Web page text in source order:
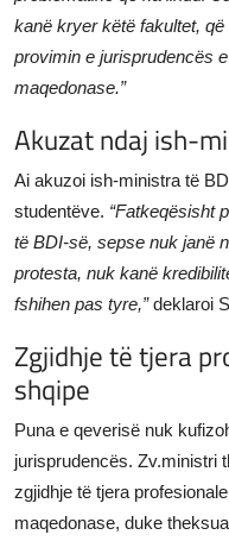
kanë kryer këtë fakultet,
provimin e jurisprudencës
maqedonase.”
Akuzat ndaj ish-
Ai akuzoi ish-ministra të
studentëve. “Fatkeqësisht
të BDI-së, sepse nuk janë
protesta, nuk kanë
fshihen pas tyre,”deklaroi
Zgjidhje të tjera
shqipe
Puna e qeverisë nuk
jurisprudencës. Zv.ministri
zgjidhje të tjera
maqedonase, duke